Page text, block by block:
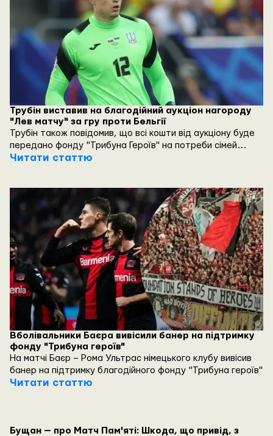
Трубін виставив на благодійний аукціон нагороду
"Лев матчу" за гру проти Бельгії
Трубін також повідомив, що всі кошти від аукціону буде
передано фонду "Трибуна Героїв" на потреби сімей
загиблих на війні захисників, які у мирний час були
Читати статтю
Вболівальники Баєра вивісили банер на підтримку
фонду "Трибуна героїв"
На матчі Баєр – Рома Ультрас німецького клубу вивісив
банер на підтримку благодійного фонду "Трибуна героїв"
Читати статтю
Бущан — про Матч Пам'яті: Шкода, що привід, з